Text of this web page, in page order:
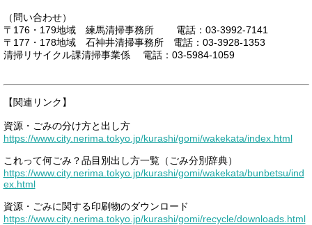
（問い合わせ）
〒176・179地域 練馬清掃事務所 電話：03-3992-7141
〒177・178地域 石神井清掃事務所 電話：03-3928-1353
清掃リサイクル課清掃事業係 電話：03-5984-1059
【関連リンク】
資源・ごみの分け方と出し方
https://www.city.nerima.tokyo.jp/kurashi/gomi/wakekata/index.html
これって何ごみ？品目別出し方一覧（ごみ分別辞典）
https://www.city.nerima.tokyo.jp/kurashi/gomi/wakekata/bunbetsu/ind
ex.html
資源・ごみに関する印刷物のダウンロード
https://www.city.nerima.tokyo.jp/kurashi/gomi/recycle/downloads.html